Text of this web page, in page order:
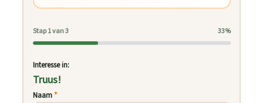
Stap 1 van 3 33%
Interesse in:
Truus!
Naam*